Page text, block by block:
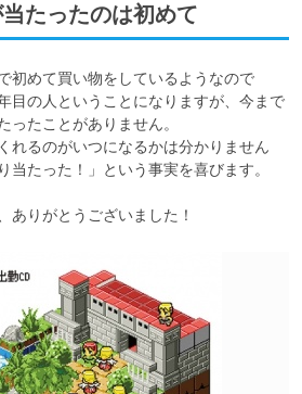
たったのは初めて
初めて買い物をしているようなので
目の人ということになりますが、今まで
ったことがありません。
れるのがいつになるかは分かりません
当たった！」という事実を喜びます。
ありがとうございました！